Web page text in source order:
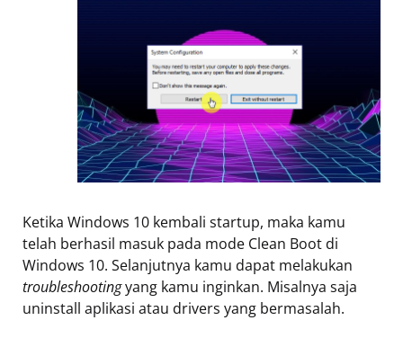
Ketika Windows 10 kembali startup, maka kamu
telah berhasil masuk pada mode Clean Boot di
Windows 10. Selanjutnya kamu dapat melakukan
troubleshootingyang kamu inginkan. Misalnya saja
uninstall aplikasi atau drivers yang bermasalah.